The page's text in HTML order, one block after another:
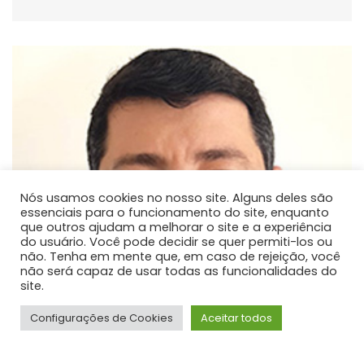
Nós usamos cookies no nosso site. Alguns deles são
essenciais para o funcionamento do site, enquanto
que outros ajudam a melhorar o site e a experiência
do usuário. Você pode decidir se quer permiti-los ou
não. Tenha em mente que, em caso de rejeição, você
não será capaz de usar todas as funcionalidades do
site.
Configurações de Cookies Aceitar todos